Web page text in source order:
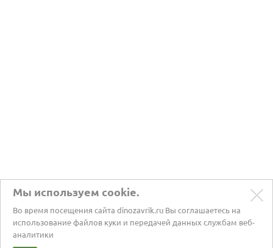
Мы используем cookie.
Во время посещения сайта dinozavrik.ru Вы соглашаетесь на
использование файлов куки и передачей данных службам веб-
аналитики